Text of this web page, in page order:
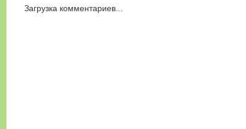
Загрузка комментариев...